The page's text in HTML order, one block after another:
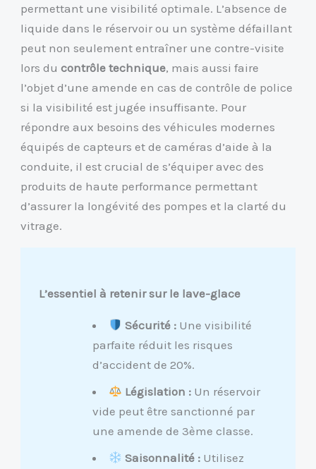
permettant une visibilité optimale. L’absence de
liquide dans le réservoir ou un système défaillant
peut non seulement entraîner une contre-visite
lors ducontrôle technique, mais aussi faire
l’objet d’une amende en cas de contrôle de police
si la visibilité est jugée insuffisante. Pour
répondre aux besoins des véhicules modernes
équipés de capteurs et de caméras d’aide à la
conduite, il est crucial de s’équiper avec des
produits de haute performance permettant
d’assurer la longévité des pompes et la clarté du
vitrage.
L’essentiel à retenir sur le lave-glace
Sécurité : Une visibilité
parfaite réduit les risques
d’accident de 20%.
Législation : Un réservoir
vide peut être sanctionné par
une amende de 3ème classe.
Saisonnalité : Utilisez